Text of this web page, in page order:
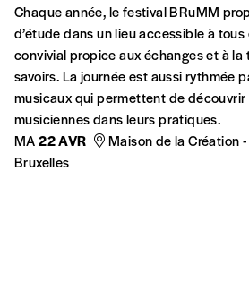
Chaque année, le festival BRuMM
d’étude dans un lieu accessible à
convivial propice aux échanges et à la
savoirs. La journée est aussi rythmée
musicaux qui permettent de découvrir
musiciennes dans leurs pratiques.
MA22 AVR
Maison de la Création
Bruxelles